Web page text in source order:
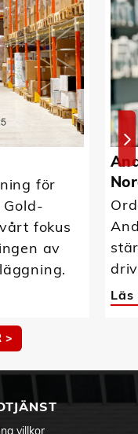
för
fokus
av
Läs
>
villkor